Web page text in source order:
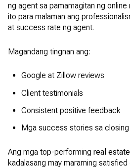
ng agent sa pamamagitan ng
ito para malaman ang
at success rate ng agent.
Magandang tingnan ang:
Google at Zillow reviews
Client testimonials
Consistent positive feedback
Mga success stories sa
Ang mga top-performing real
kadalasang may maraming